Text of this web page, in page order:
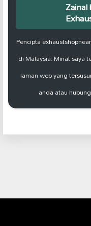
Pencipta
di Malaysia. Minat saya
laman web yang
anda atau